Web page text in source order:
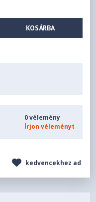
KOSÁRBA
0 vélemény
Írjon véleményt
kedvencekhez ad